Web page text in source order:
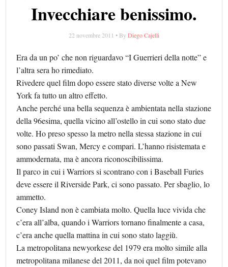
Invecchiare benissimo.
22 novembre 2011 • By Diego Cajelli
Era da un po’ che non riguardavo “I Guerrieri della notte” e
l’altra sera ho rimediato.
Rivedere quel film dopo essere stato diverse volte a New
York fa tutto un altro effetto.
Anche perché una bella sequenza è ambientata nella stazione
della 96esima, quella vicino all’ostello in cui sono stato due
volte. Ho preso spesso la metro nella stessa stazione in cui
sono passati Swan, Mercy e compari. L’hanno risistemata e
ammodernata, ma è ancora riconoscibilissima.
Il parco in cui i Warriors si scontrano con i Baseball Furies
deve essere il Riverside Park, ci sono passato. Per sbaglio, lo
ammetto.
Coney Island non è cambiata molto. Quella luce vivida che
c’era all’alba, quando i Warriors tornano finalmente a casa,
c’era anche quella mattina in cui sono stato laggiù.
La metropolitana newyorkese del 1979 era molto simile alla
metropolitana milanese del 2011, da noi quel film potevano